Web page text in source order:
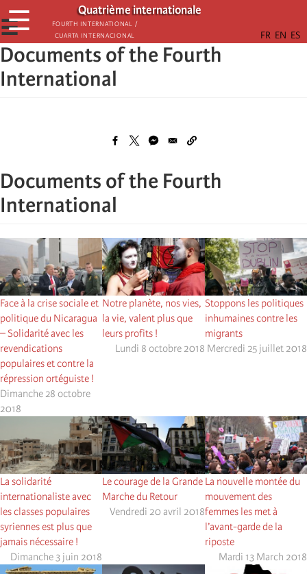
Aller
au
contenu
principal
Quatrième internationale
Fourth International /
Cuarta Internacional
☰
☰
Documents of the Fourth
International
Documents of the Fourth
International
Face à la crise sociale et
politique du Nicaragua
– Solidarité avec les
revendications
populaires et contre la
répression ortéguiste !
Dimanche 28 octobre
2018
Notre planète, nos vies,
la vie, valent plus que
leurs profits !
Lundi 8 octobre 2018
Stoppons les politiques
inhumaines contre les
migrants
Mercredi 25 juillet 2018
La solidarité
internationaliste avec
les classes populaires
syriennes est plus que
jamais nécessaire !
Dimanche 3 juin 2018
Le courage de la Grande
Marche du Retour
Vendredi 20 avril 2018
La nouvelle montée du
mouvement des
femmes les met à
l’avant-garde de la
riposte
Mardi 13 March 2018